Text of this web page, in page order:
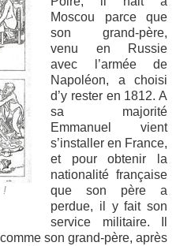
!
Moscou parce que
son grand-père,
venu en Russie
avec l’armée de
Napoléon, a choisi
d’y rester en 1812. A
sa majorité
Emmanuel vient
s’installer en France,
et pour obtenir la
nationalité française
que son père a
perdue, il y fait son
service militaire. Il
son grand-père, après